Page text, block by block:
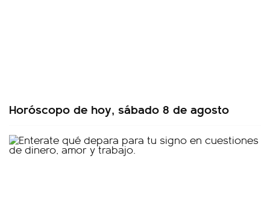
Horóscopo de hoy, sábado 8 de agosto